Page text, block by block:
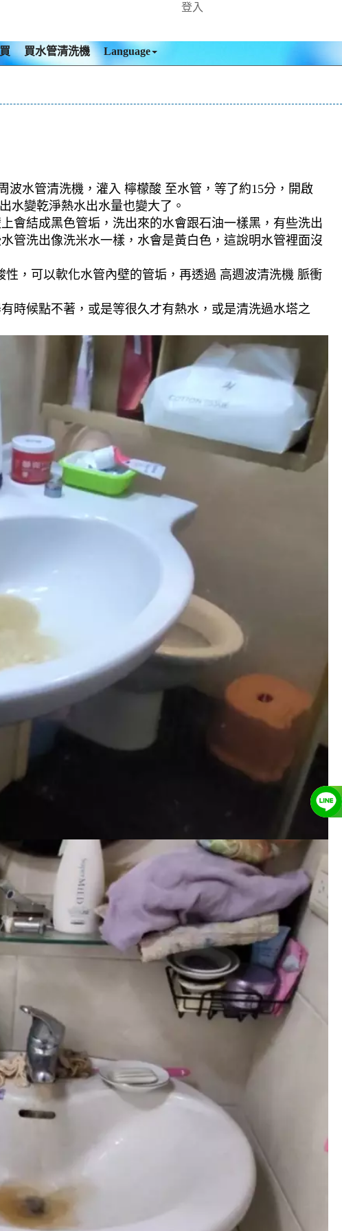
登入
買水管清洗機 Language
水管清洗機，灌入 檸檬酸 至水管，等了約15分，開啟
水變乾淨熱水出水量也變大了。
會結成黑色管垢，洗出來的水會跟石油一樣黑，有些洗出
管洗出像洗米水一樣，水會是黃白色，這說明水管裡面沒
，可以軟化水管內壁的管垢，再透過 高週波清洗機 脈衝
時候點不著，或是等很久才有熱水，或是清洗過水塔之